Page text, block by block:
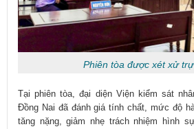
Phiên tòa được xét xử
Tại phiên tòa, đại diện Viện kiểm sát
Đồng Nai đã đánh giá tính chất, mức độ
tăng nặng, giảm nhẹ trách nhiệm hình